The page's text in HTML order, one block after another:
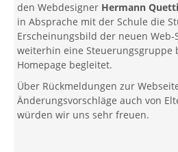
den Webdesigner Hermann
in Absprache mit der Schule die
Erscheinungsbild der neuen
weiterhin eine Steuerungsgruppe
Homepage begleitet.
Über Rückmeldungen zur
Änderungsvorschläge auch von
würden wir uns sehr freuen.